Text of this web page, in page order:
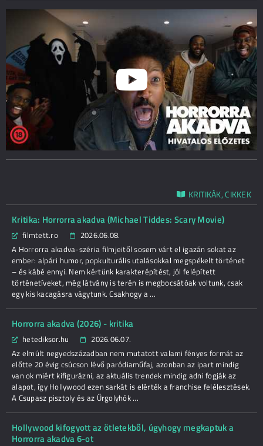
KRITIKÁK, CIKKEK
Kritika: Horrorra akadva (Michael Tiddes: Scary Movie)
filmtett.ro
2026.06.08.
A Horrorra akadva-széria filmjeitől sosem várt el igazán sokat az
ember: alpári humor, popkulturális utalásokkal megspékelt történet
– és kábé ennyi. Nem kértünk karakterépítést, jól felépített
történetíveket, még látvány is terén is megbocsátóak voltunk, csak
egy kis kacagásra vágytunk. Csakhogy a ...
Horrorra akadva (2026) - kritika
hetediksor.hu
2026.06.07.
Az elmúlt negyedszázadban nem mutatott valami fényes formát az
előtte 20 évig csúcson lévő paródiaműfaj, azonban az ipart mindig
van ok miért kifigurázni, az aktuális trendek mindig adni fogják az
alapot, így Hollywood ezen sarkát is elérték a franchise felélesztések.
A Csupasz pisztoly és az Űrgolyhók ...
Hollywood kifogyott az ötletekből, úgyhogy megkaptuk a
Horrorra akadva 6-ot